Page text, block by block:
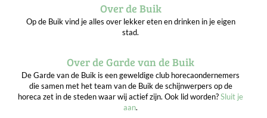
Over de Buik
Op de Buik vind je alles over lekker eten en drinken in je eigen
stad.
Over de Garde van de Buik
De Garde van de Buik is een geweldige club horecaondernemers
die samen met het team van de Buik de schijnwerpers op de
horeca zet in de steden waar wij actief zijn. Ook lid worden?Sluit je
aan.